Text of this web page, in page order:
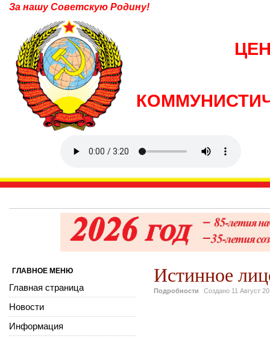
За нашу Советскую Родину!
Истинное
Подробности Создано 11 Август
ГЛАВНОЕ МЕНЮ
Главная страница
Новости
Информация